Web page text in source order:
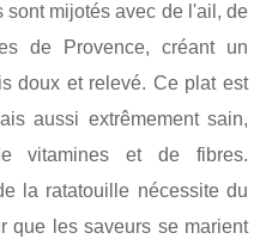
sont mijotés avec de l'ail, de
de Provence, créant un
doux et relevé. Ce plat est
aussi extrêmement sain,
vitamines et de fibres.
la ratatouille nécessite du
que les saveurs se marient